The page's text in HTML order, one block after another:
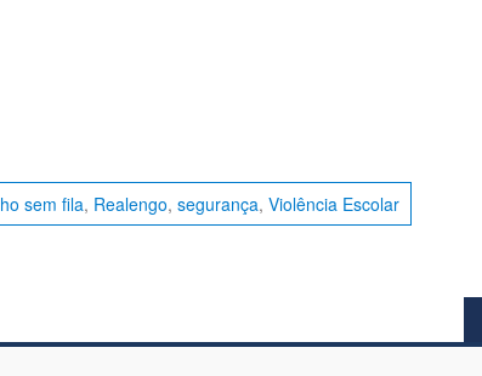
sem fila, Realengo, segurança, Violência Escolar